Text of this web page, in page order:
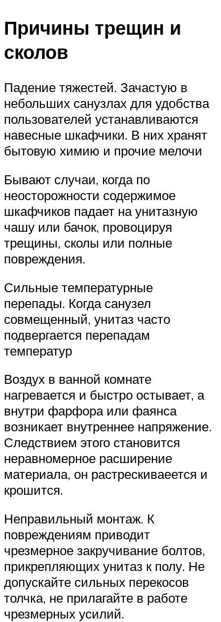
Причины трещин и
сколов
Падение тяжестей. Зачастую в
небольших санузлах для удобства
пользователей устанавливаются
навесные шкафчики. В них хранят
бытовую химию и прочие мелочи
Бывают случаи, когда по
неосторожности содержимое
шкафчиков падает на унитазную
чашу или бачок, провоцируя
трещины, сколы или полные
повреждения.
Сильные температурные
перепады. Когда санузел
совмещенный, унитаз часто
подвергается перепадам
температур
Воздух в ванной комнате
нагревается и быстро остывает, а
внутри фарфора или фаянса
возникает внутреннее напряжение.
Следствием этого становится
неравномерное расширение
материала, он растрескиваеется и
крошится.
Неправильный монтаж. К
повреждениям приводит
чрезмерное закручивание болтов,
прикрепляющих унитаз к полу. Не
допускайте сильных перекосов
толчка, не прилагайте в работе
чрезмерных усилий.